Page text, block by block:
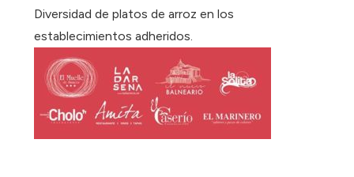
Diversidad de platos de arroz en los
establecimientos adheridos.